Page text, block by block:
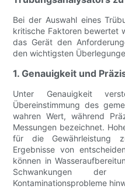
Bei der Auswahl eines
kritische Faktoren bewertet
das Gerät den
den wichtigsten
1. Genauigkeit und
Unter Genauigkeit
Übereinstimmung des
wahren Wert, während
Messungen bezeichnet.
für die Gewährleistung
Ergebnisse von
können in
Schwankungen
Kontaminationsprobleme